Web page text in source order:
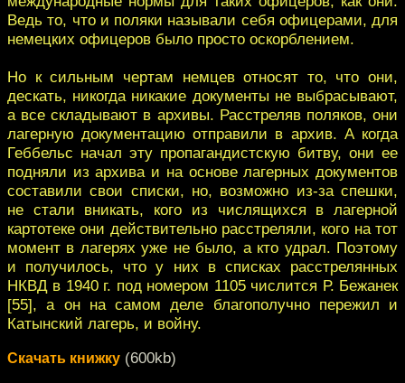
Ведь то, что и поляки называли себя офицерами, для
немецких офицеров было просто оскорблением.
Но к сильным чертам немцев относят то, что они,
дескать, никогда никакие документы не выбрасывают,
а все складывают в архивы. Расстреляв поляков, они
лагерную документацию отправили в архив. А когда
Геббельс начал эту пропагандистскую битву, они ее
подняли из архива и на основе лагерных документов
составили свои списки, но, возможно из-за спешки,
не стали вникать, кого из числящихся в лагерной
картотеке они действительно расстреляли, кого на тот
момент в лагерях уже не было, а кто удрал. Поэтому
и получилось, что у них в списках расстрелянных
НКВД в 1940 г. под номером 1105 числится Р. Бежанек
[55], а он на самом деле благополучно пережил и
Катынский лагерь, и войну.
Скачать книжку (600kb)